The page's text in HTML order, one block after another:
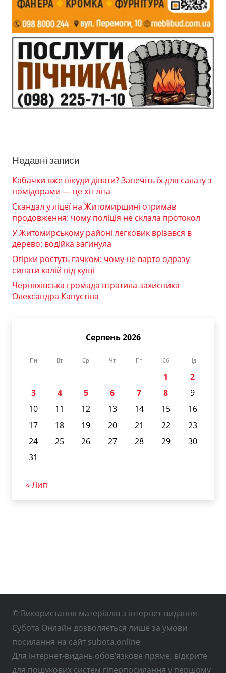
Недавні записи
Кабачки вже нікуди дівати? Запечіть їх для салату з
помідорами — це хіт літа
Скандал у ліцеї на Житомирщині отримав
продовження: чому поліція не склала протокол
У Житомирському районі легковик врізався в
дерево: водійка загинула
Огірки ростуть гачком: чому не варто одразу
сипати калій під кущі
Черняхівська громада втратила захисника
Олександра Капустіна
Серпень 2026
Пн Вт Ср Чт Пт Сб Нд
1
2
3
4 5 6 7 8
9
10
11 12 13 14 15
16
17
18 19 20 21 22
23
24
25 26 27 28 29
30
31
« Лип
© Використання матеріалів з інтернет-видання
Субота Онлайн дозволяється лише за умови
посилання на сайт subota.online
Для інтернет-видань обов’язкове пряме, відкрите
для пошукових систем гіперпосилання у першому